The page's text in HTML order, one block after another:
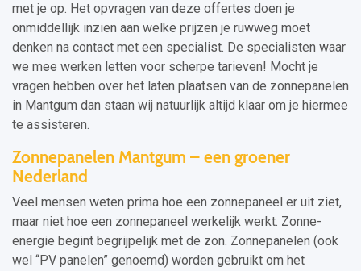
met je op. Het opvragen van deze offertes doen je
onmiddellijk inzien aan welke prijzen je ruwweg moet
denken na contact met een specialist. De specialisten waar
we mee werken letten voor scherpe tarieven! Mocht je
vragen hebben over het laten plaatsen van de zonnepanelen
in Mantgum dan staan wij natuurlijk altijd klaar om je hiermee
te assisteren.
Zonnepanelen Mantgum – een groener
Nederland
Veel mensen weten prima hoe een zonnepaneel er uit ziet,
maar niet hoe een zonnepaneel werkelijk werkt. Zonne-
energie begint begrijpelijk met de zon. Zonnepanelen (ook
wel “PV panelen” genoemd) worden gebruikt om het